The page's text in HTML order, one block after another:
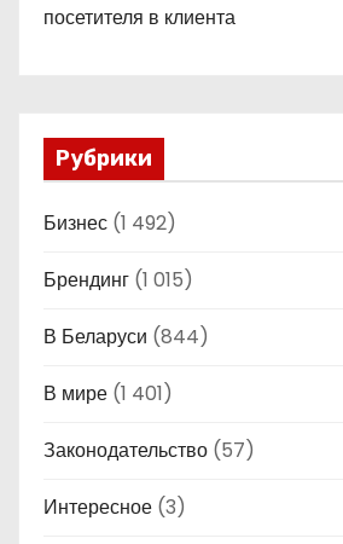
посетителя в клиента
Рубрики
Бизнес (1 492)
Брендинг (1 015)
В Беларуси (844)
В мире (1 401)
Законодательство (57)
Интересное (3)